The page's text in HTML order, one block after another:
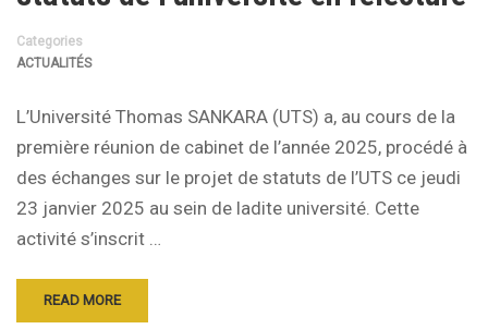
Categories
ACTUALITÉS
L’Université Thomas SANKARA (UTS) a, au cours de la
première réunion de cabinet de l’année 2025, procédé à
des échanges sur le projet de statuts de l’UTS ce jeudi
23 janvier 2025 au sein de ladite université. Cette
activité s’inscrit …
READ MORE